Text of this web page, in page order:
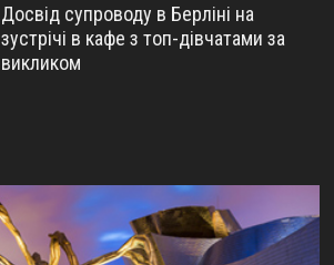
Досвід супроводу в Берліні на
зустрічі в кафе з топ-дівчатами за
викликом